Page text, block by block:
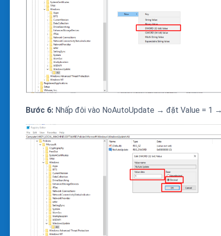
Bước 6: Nhấp đôi vào NoAutoUpdate → đặt Value = 1 →